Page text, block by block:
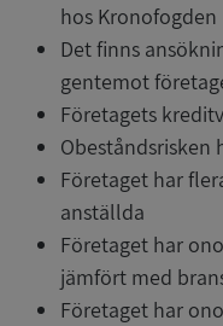
hos Kronofogden
Det finns
gentemot
Företagets
Obeståndsrisken
Företaget har
anställda
Företaget har
jämfört med
Företaget har